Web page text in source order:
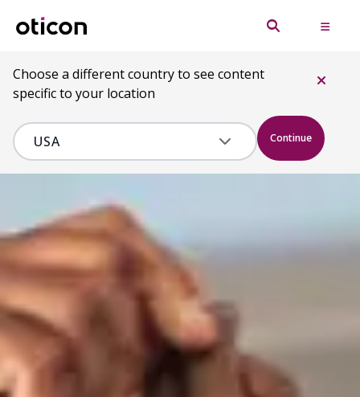
Choose a different country to see content
specific to your location
Continue